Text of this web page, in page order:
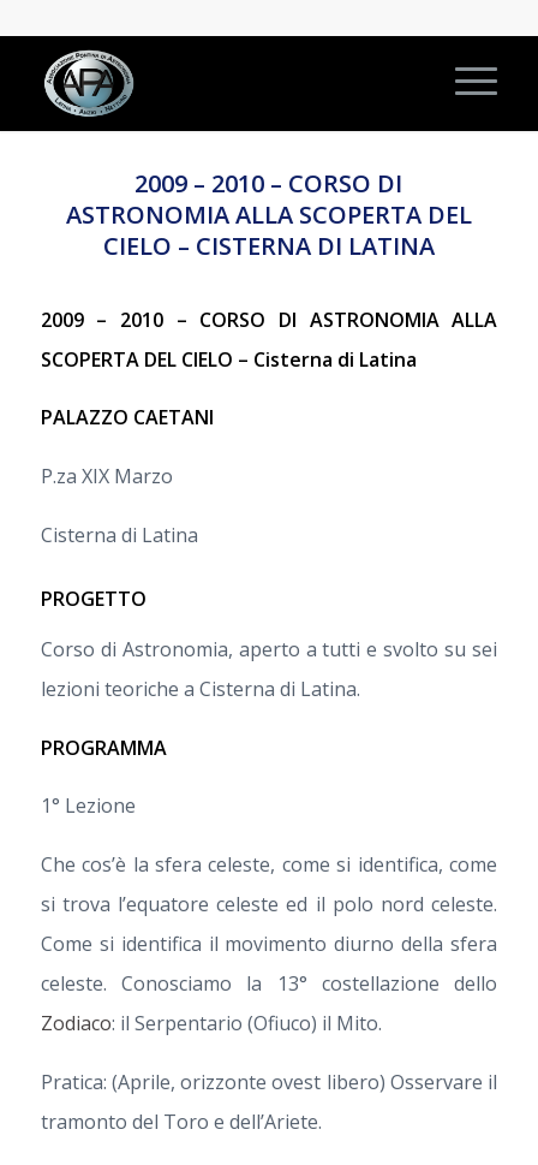
2009 – 2010 – CORSO DI
ASTRONOMIA ALLA SCOPERTA DEL
CIELO – CISTERNA DI LATINA
2009 – 2010 – CORSO DI ASTRONOMIA ALLA
SCOPERTA DEL CIELO – Cisterna di Latina
PALAZZO CAETANI
P.za XIX Marzo
Cisterna di Latina
PROGETTO
Corso di Astronomia, aperto a tutti e svolto su sei
lezioni teoriche a Cisterna di Latina.
PROGRAMMA
1° Lezione
Che cos’è la sfera celeste, come si identifica, come
si trova l’equatore celeste ed il polo nord celeste.
Come si identifica il movimento diurno della sfera
celeste. Conosciamo la 13° costellazione dello
Zodiaco: il Serpentario (Ofiuco) il Mito.
Pratica: (Aprile, orizzonte ovest libero) Osservare il
tramonto del Toro e dell’Ariete.